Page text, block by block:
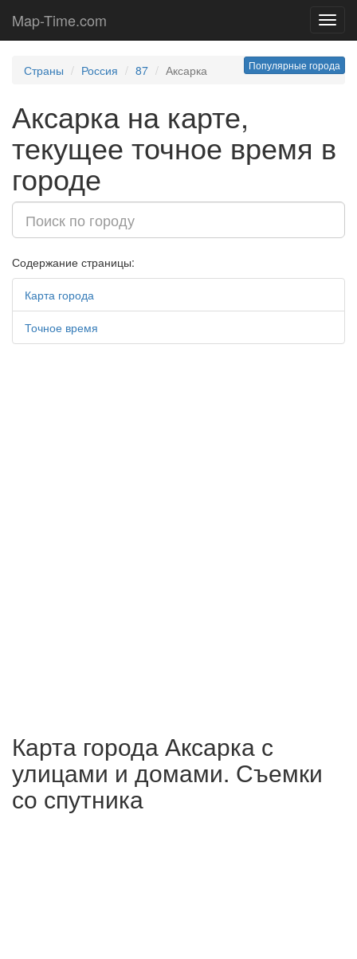
Map-Time.com
Популярные города
Страны Россия 87 Аксарка
Аксарка на карте,
текущее точное время в
городе
Содержание страницы:
Карта города
Точное время
Карта города Аксарка с
улицами и домами. Съемки
со спутника